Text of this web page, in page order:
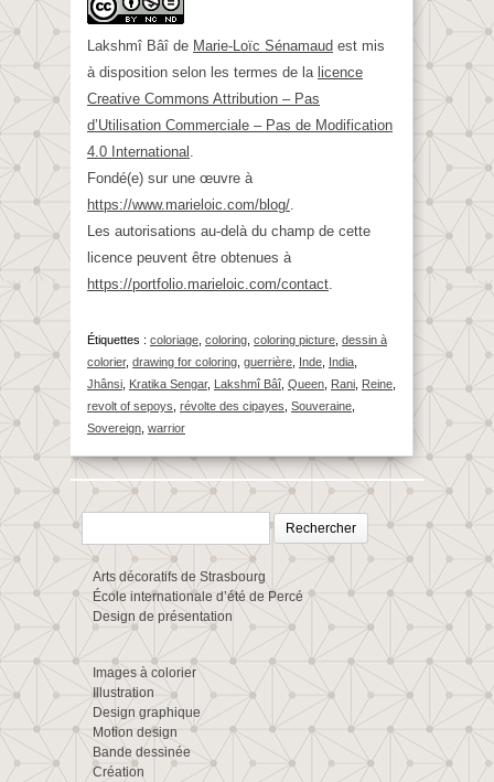
Lakshmî Bâî de Marie-Loïc Sénamaud est mis
à disposition selon les termes de la licence
Creative Commons Attribution – Pas
d’Utilisation Commerciale – Pas de Modification
4.0 International .
Fondé(e) sur une œuvre à
https://www.marieloic.com/blog/.
Les autorisations au-delà du champ de cette
licence peuvent être obtenues à
https://portfolio.marieloic.com/contact.
Étiquettes : coloriage coloring coloring picture dessin à
colorier, drawing for coloring guerrière Inde India
Jhânsi Kratika Sengar, Lakshmî Bâî, Queen Rani Reine
revolt of sepoys révolte des cipayes Souveraine
Sovereign warrior
Rechercher :
Arts décoratifs de Strasbourg
École internationale d’été de Percé
Design de présentation
Images à colorier
Illustration
Design graphique
Motion design
Bande dessinée
Création